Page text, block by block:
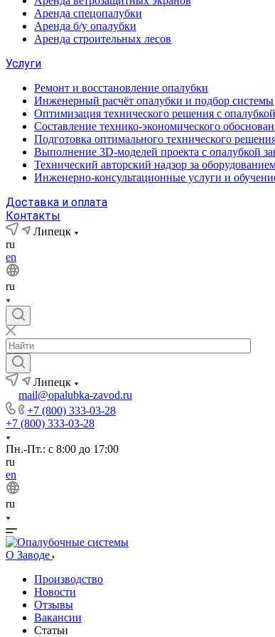
Аренда спецопалубки
Аренда б/у опалубки
Аренда строительных лесов
Услуги
Ремонт и восстановление опалубки
Инженерный расчёт опалубки и подбор системы
Оптимизация технического решения с опалубкой
Составление технико-экономического
Подготовка оптимального технического
Выполнение 3D-моделей проекта с опалубкой
Технический авторский надзор за
Инженерно-консультационные услуги и
Доставка и оплата
Контакты
Липецк
ru
en
ru
Липецк
mail@opalubka-zavod.ru
+7 (800) 333-03-28
+7 (800) 333-03-28
Пн.-Пт.: с 8:00 до 17:00
ru
en
ru
О Заводе
Производство
Новости
Отзывы
Вакансии
Статьи